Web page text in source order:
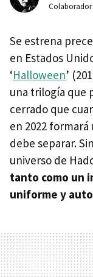
Colaborador
Se estrena
en Estados
‘Halloween’
una trilogía que
cerrado que
en 2022
debe separar.
universo de
tanto como un
uniforme y